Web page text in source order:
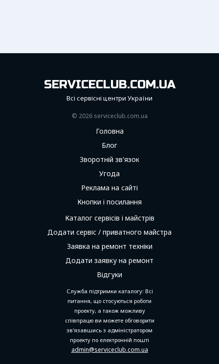
SERVICECLUB.COM.UA
Всі сервісні центри України
© 2026 serviceсlub.com.ua
Головна
Блог
Зворотній зв'язок
Угода
Реклама на сайті
Кнопки і посилання
Каталог сервісів і майстрів
Додати сервіс / приватного майстра
Заявка на ремонт техніки
Додати заявку на ремонт
Відгуки
Служба підтримки каталогу: Всі
питання, що стосуються роботи
проекту, а також можливу
співпрацю ви можете обговорити
зв'язавшись з адміністратором
проекту по електронній пошті
admin@serviceclub.com.ua